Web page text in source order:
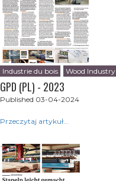
Industrie du bois Wood Industry
GPD (PL) - 2023
Published 03-04-2024
Przeczytaj artykuł...